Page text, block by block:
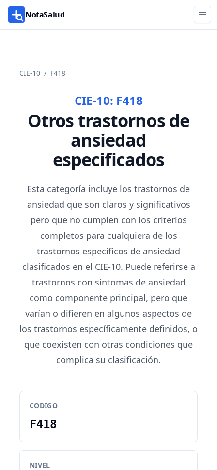
NotaSalud
CIE-10 / F418
CIE-10: F418
Otros trastornos de
ansiedad
especificados
Esta categoría incluye los trastornos de
ansiedad que son claros y significativos
pero que no cumplen con los criterios
completos para cualquiera de los
trastornos específicos de ansiedad
clasificados en el CIE-10. Puede referirse a
trastornos con síntomas de ansiedad
como componente principal, pero que
varían o difieren en algunos aspectos de
los trastornos específicamente definidos, o
que coexisten con otras condiciones que
complica su clasificación.
CODIGO
F418
NIVEL